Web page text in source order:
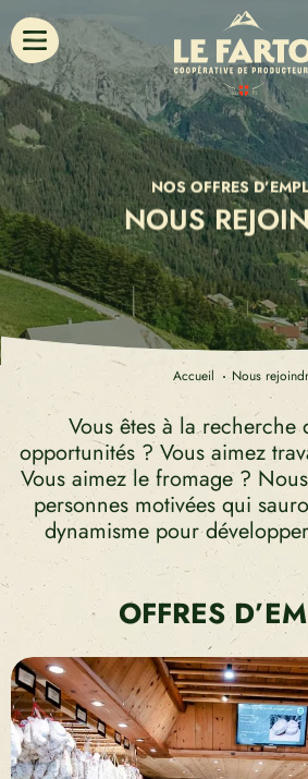
NOS OFFRES
NOUS
Accueil Nous
Vous êtes à la recherche
opportunités ? Vous aimez
Vous aimez le fromage ?
personnes motivées qui
dynamisme pour
OFFRES